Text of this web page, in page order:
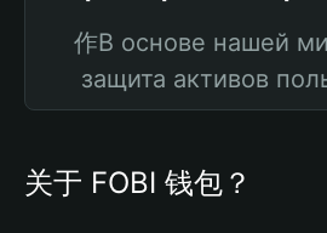
作В основе нашей
защита активов
关于 FOBI 钱包？